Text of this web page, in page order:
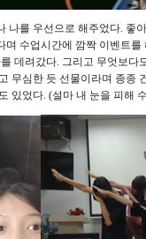
나를 우선으로 해주었다. 좋
며 수업시간에 깜짝 이벤트를
데려갔다. 그리고 무엇보다
무심한 듯 선물이라며 종종
있었다. (설마 내 눈을 피해